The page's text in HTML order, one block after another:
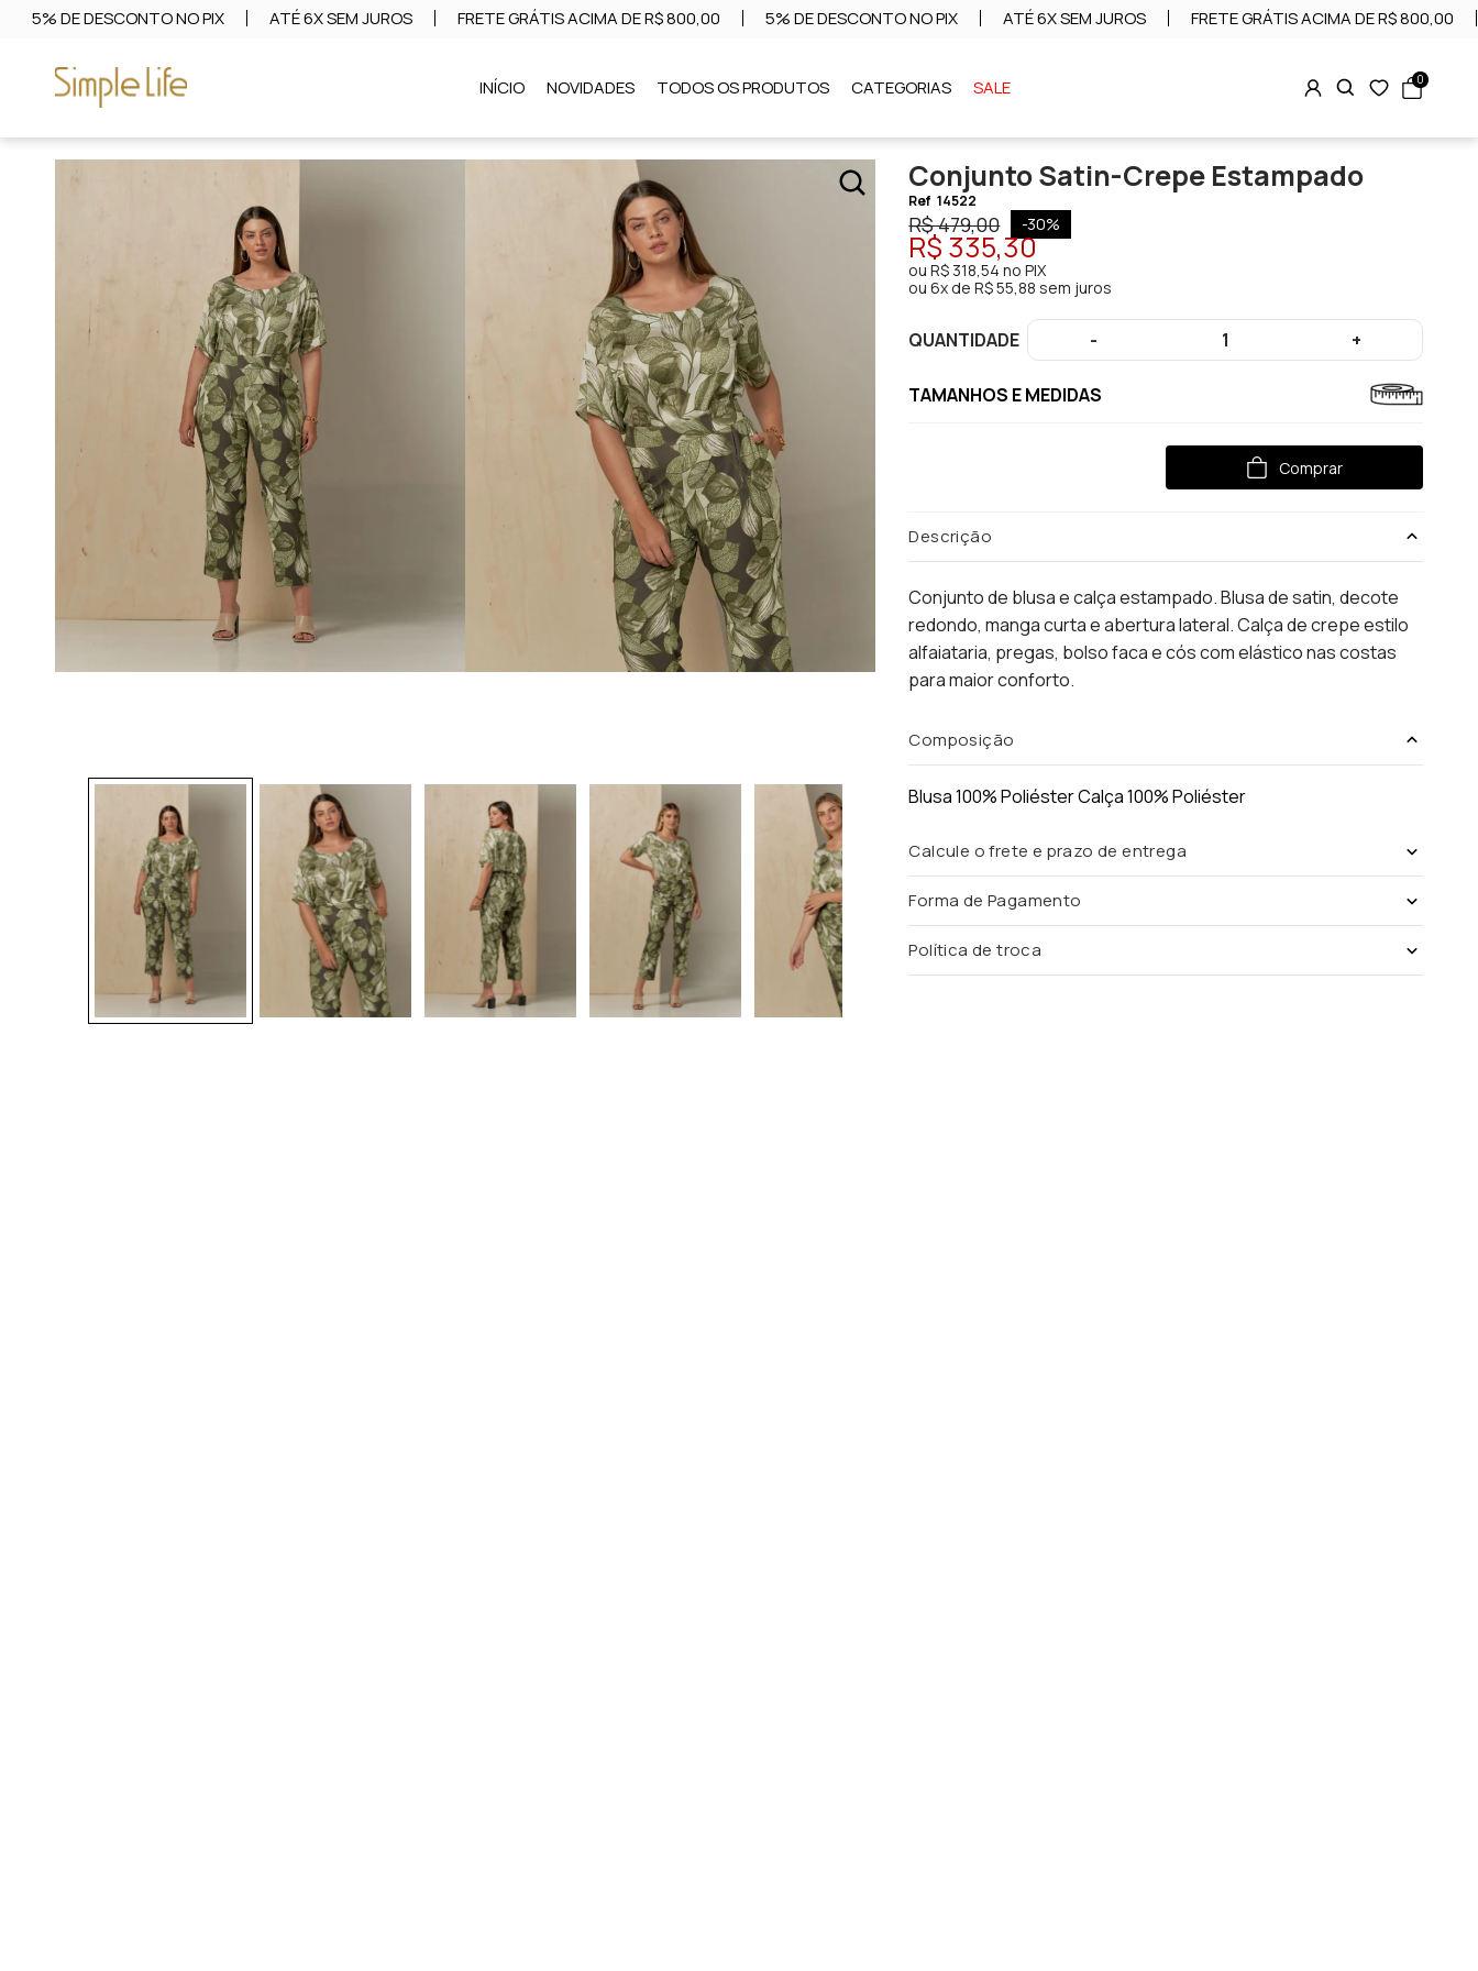
5% DE DESCONTO NO PIX ATÉ 6X SEM JUROS FRETE GRÁTIS ACIMA DE R$ 800,00 5% DE DESCONTO NO PIX ATÉ 6X SEM JUROS FRETE GRÁTIS ACIMA DE R$ 800,00
INÍCIO NOVIDADES TODOS OS PRODUTOS CATEGORIAS SALE 0
Conjunto Satin-Crepe Estampado
Ref 14522
R$ 479,00 -30%
R$ 335,30
ouR$ 318,54 no PIX
ou6x de R$ 55,88 sem juros
QUANTIDADE - 1 +
TAMANHOS E MEDIDAS
Comprar
Descrição
Conjunto de blusa e calça estampado. Blusa de satin, decote
redondo, manga curta e abertura lateral. Calça de crepe estilo
alfaiataria, pregas, bolso faca e cós com elástico nas costas
para maior conforto.
Composição
Blusa 100% Poliéster Calça 100% Poliéster
Calcule o frete e prazo de entrega
Forma de Pagamento
Política de troca